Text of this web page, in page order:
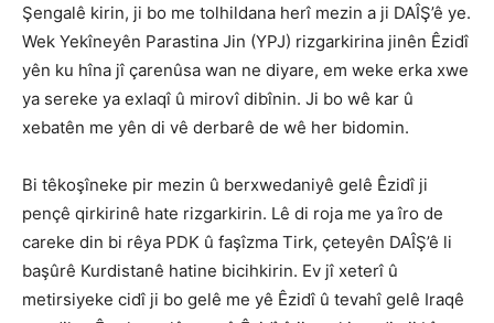
Şengalê kirin, ji bo me tolhildana herî mezin a ji DAÎŞ’ê ye.
Wek Yekîneyên Parastina Jin (YPJ) rizgarkirina jinên Êzidî
yên ku hîna jî çarenûsa wan ne diyare, em weke erka xwe
ya sereke ya exlaqî û mirovî dibînin. Ji bo wê kar û
xebatên me yên di vê derbarê de wê her bidomin.
Bi têkoşîneke pir mezin û berxwedaniyê gelê Êzidî ji
pençê qirkirinê hate rizgarkirin. Lê di roja me ya îro de
careke din bi rêya PDK û faşîzma Tirk, çeteyên DAÎŞ’ê li
başûrê Kurdistanê hatine bicihkirin. Ev jî xeterî û
metirsiyeke cidî ji bo gelê me yê Êzidî û tevahî gelê Iraqê